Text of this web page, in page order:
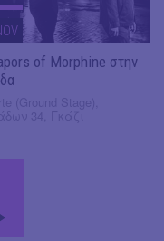
of Morphine στην